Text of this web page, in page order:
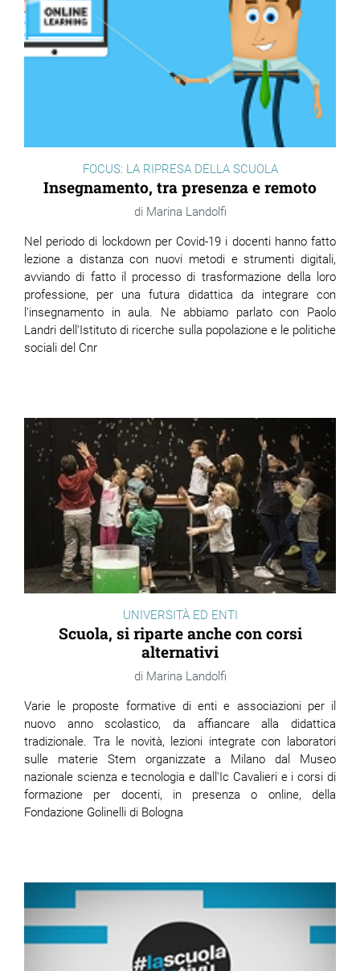
FOCUS: LA RIPRESA DELLA SCUOLA
Insegnamento, tra presenza e remoto
Marina Landolfi
Nel periodo di lockdown per Covid-19 i docenti hanno fatto
lezione a distanza con nuovi metodi e strumenti digitali,
avviando di fatto il processo di trasformazione della loro
professione, per una futura didattica da integrare con
l'insegnamento in aula. Ne abbiamo parlato con Paolo
Landri dell'Istituto di ricerche sulla popolazione e le politiche
sociali del Cnr
UNIVERSITÀ ED ENTI
Scuola, si riparte anche con corsi
alternativi
Marina Landolfi
Varie le proposte formative di enti e associazioni per il
nuovo anno scolastico, da affiancare alla didattica
tradizionale. Tra le novità, lezioni integrate con laboratori
sulle materie Stem organizzate a Milano dal Museo
nazionale scienza e tecnologia e dall'Ic Cavalieri e i corsi di
formazione per docenti, in presenza o online, della
Fondazione Golinelli di Bologna